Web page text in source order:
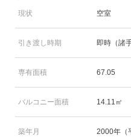
現状 空室
引き渡し時期 即時（諸
専有面積 67.05
バルコニー面積 14.11㎡
築年月 2000年（